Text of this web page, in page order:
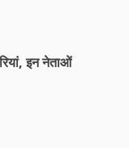
इन नेताओं